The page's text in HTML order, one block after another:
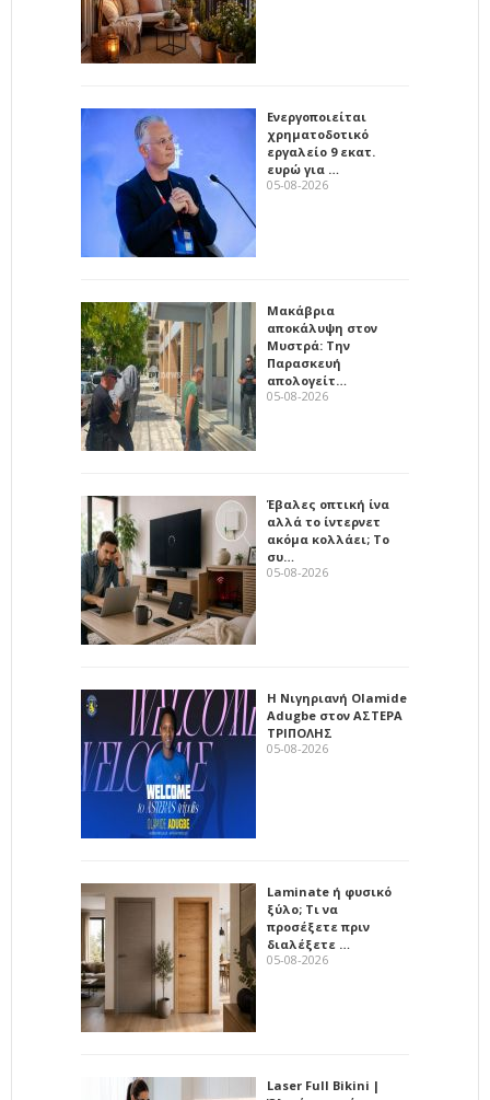
Ενεργοποιείται
χρηματοδοτικό
εργαλείο 9 εκατ.
ευρώ για …
05-08-2026
Μακάβρια
αποκάλυψη στον
Μυστρά: Την
Παρασκευή
απολογείτ…
05-08-2026
Έβαλες οπτική ίνα
αλλά το ίντερνετ
ακόμα κολλάει; Το
συ…
05-08-2026
Η Νιγηριανή Olamide
Adugbe στον ΑΣΤΕΡΑ
ΤΡΙΠΟΛΗΣ
05-08-2026
Laminate ή φυσικό
ξύλο; Τι να
προσέξετε πριν
διαλέξετε …
05-08-2026
Laser Full Bikini |